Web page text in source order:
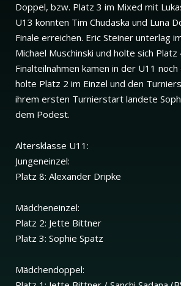
Doppel, bzw. Platz 3 im Mixed mit
U13 konnten Tim Chudaska und Luna
Finale erreichen. Eric Steiner unterlag
Michael Muschinski und holte sich Platz
Finalteilnahmen kamen in der U11
holte Platz 2 im Einzel und den
ihrem ersten Turnierstart landete
dem Podest.
Altersklasse U11:
Jungeneinzel:
Platz 8: Alexander Dripke
Mädcheneinzel:
Platz 2: Jette Bittner
Platz 3: Sophie Spatz
Mädchendoppel: